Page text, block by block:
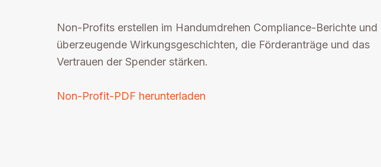
Non-Profits erstellen im Handumdrehen Compliance-Berichte und
überzeugende Wirkungsgeschichten, die Förderanträge und das
Vertrauen der Spender stärken.
Non-Profit-PDF herunterladen